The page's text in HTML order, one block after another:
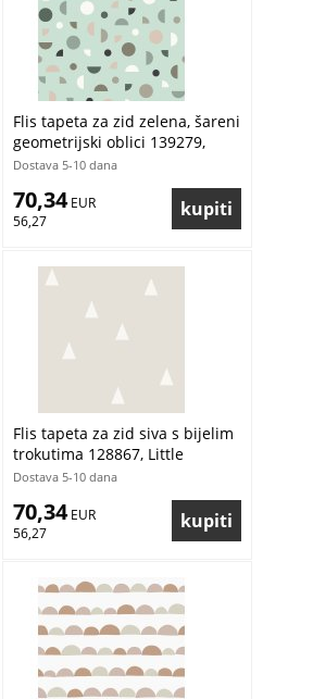
Flis tapeta za zid zelena, šareni
geometrijski oblici 139279,
Forest Friends, Esta
Dostava 5-10 dana
70,34 EUR
56,27
Flis tapeta za zid siva s bijelim
trokutima 128867, Little
Bandits, Esta
Dostava 5-10 dana
70,34 EUR
56,27